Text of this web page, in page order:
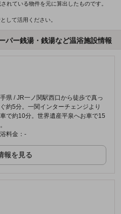
れている物件を元に算出したものです。
して活用ください。
パー銭湯・銭湯など温浴施設情報
県 / JR一ノ関駅西口から徒歩で真っ
約5分。一関インターチェンジより
で約10分。世界遺産平泉へお車で15
料金：-
報を見る